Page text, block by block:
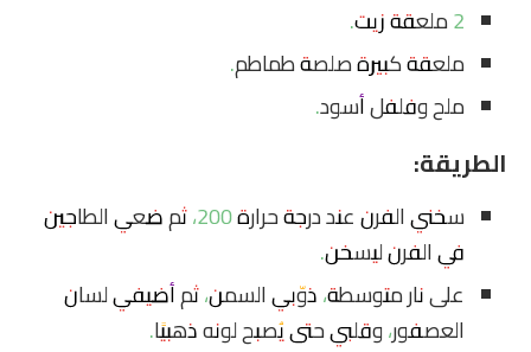
2 ملعقة زيت.
ملعقة كبيرة صلصة طماطم.
ملح وفلفل أسود.
الطريقة:
سخني الفرن عند درجة حرارة 200، ثم ضعي الطاجين
في الفرن ليسخن.
على نار متوسطة، ذوّبي السمن، ثم أضيفي لسان
العصفور، وقلبي حتى يُصبح لونه ذهبيًا.